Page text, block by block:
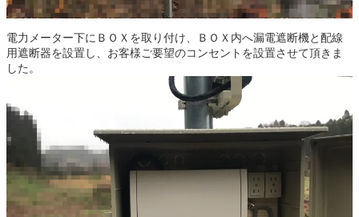
電力メーター下にＢＯＸを取り付け、ＢＯＸ内へ漏電遮断機と配線
用遮断器を設置し、お客様ご要望のコンセントを設置させて頂きま
した。